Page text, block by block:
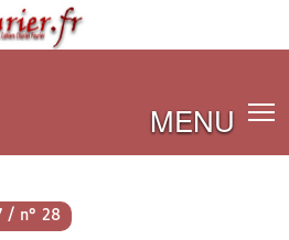
MENU
/ n° 28